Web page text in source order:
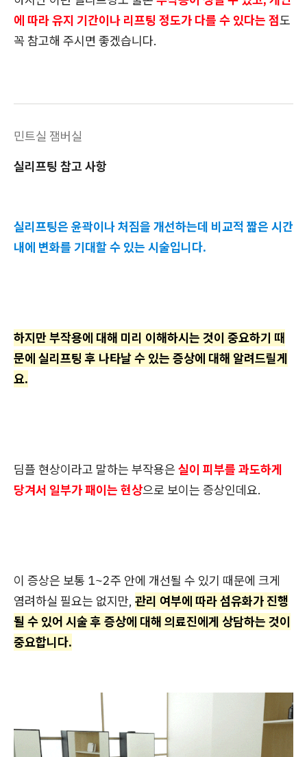
에 따라 유지 기간이나 리프팅 정도가 다를 수 있다는 점도
꼭 참고해 주시면 좋겠습니다.
민트실 잼버실
실리프팅 참고 사항
실리프팅은 윤곽이나 처짐을 개선하는데 비교적 짧은 시간
내에 변화를 기대할 수 있는 시술입니다.
하지만 부작용에 대해 미리 이해하시는 것이 중요하기 때
문에 실리프팅 후 나타날 수 있는 증상에 대해 알려드릴게
요.
딤플 현상이라고 말하는 부작용은 실이 피부를 과도하게
당겨서 일부가 패이는 현상으로 보이는 증상인데요.
이 증상은 보통 1~2주 안에 개선될 수 있기 때문에 크게
염려하실 필요는 없지만, 관리 여부에 따라 섬유화가 진행
될 수 있어 시술 후 증상에 대해 의료진에게 상담하는 것이
중요합니다.